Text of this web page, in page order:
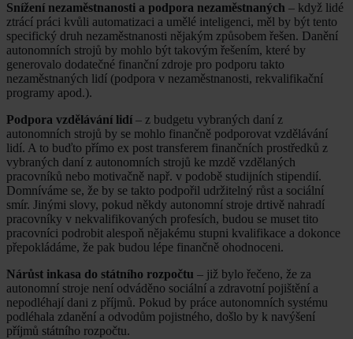
Snížení nezaměstnanosti a podpora nezaměstnaných – když lidé
ztrácí práci kvůli automatizaci a umělé inteligenci, měl by být tento
specifický druh nezaměstnanosti nějakým způsobem řešen. Danění
autonomních strojů by mohlo být takovým řešením, které by
generovalo dodatečné finanční zdroje pro podporu takto
nezaměstnaných lidí (podpora v nezaměstnanosti, rekvalifikační
programy apod.).
Podpora vzdělávání lidí – z budgetu vybraných daní z
autonomních strojů by se mohlo finančně podporovat vzdělávání
lidí. A to buďto přímo ex post transferem finančních prostředků z
vybraných daní z autonomních strojů ke mzdě vzdělaných
pracovníků nebo motivačně např. v podobě studijních stipendií.
Domníváme se, že by se takto podpořil udržitelný růst a sociální
smír. Jinými slovy, pokud někdy autonomní stroje drtivě nahradí
pracovníky v nekvalifikovaných profesích, budou se muset tito
pracovníci podrobit alespoň nějakému stupni kvalifikace a dokonce
přepokládáme, že pak budou lépe finančně ohodnoceni.
Nárůst inkasa do státního rozpočtu – již bylo řečeno, že za
autonomní stroje není odváděno sociální a zdravotní pojištění a
nepodléhají dani z příjmů. Pokud by práce autonomních systému
podléhala zdanění a odvodům pojistného, došlo by k navýšení
příjmů státního rozpočtu.